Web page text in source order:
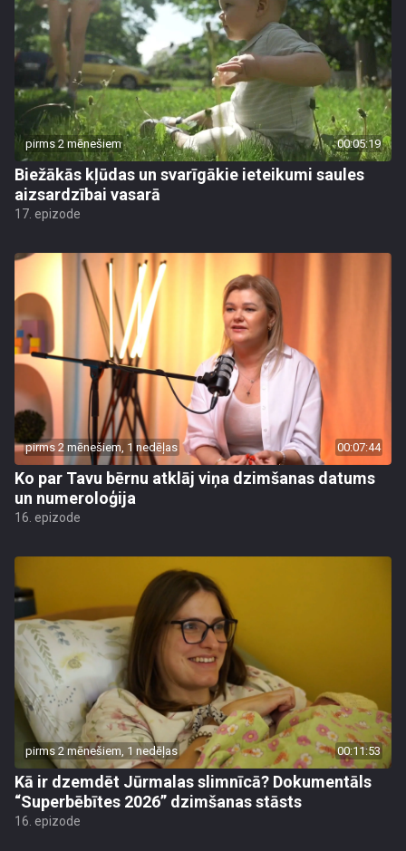
pirms 2 mēnešiem 00:05:19
Biežākās kļūdas un svarīgākie ieteikumi saules
aizsardzībai vasarā
17. epizode
pirms 2 mēnešiem, 1 nedēļas 00:07:44
Ko par Tavu bērnu atklāj viņa dzimšanas datums
un numeroloģija
16. epizode
pirms 2 mēnešiem, 1 nedēļas 00:11:53
Kā ir dzemdēt Jūrmalas slimnīcā? Dokumentāls
“Superbēbītes 2026” dzimšanas stāsts
16. epizode